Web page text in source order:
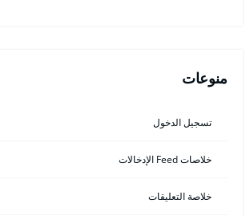
منوعات
تسجيل الدخول
خلاصات Feed الإدخالات
خلاصة التعليقات